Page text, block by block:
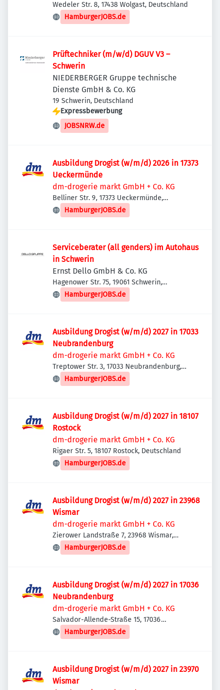
Wedeler Str. 8, 17438 Wolgast, Deutschland
HamburgerJOBS.de
Prüftechniker (m/w/d) DGUV V3 –
Schwerin
NIEDERBERGER Gruppe technische
Dienste GmbH & Co. KG
19 Schwerin, Deutschland
Expressbewerbung
JOBSNRW.de
Ausbildung Drogist (w/m/d) 2026 in 17373
Ueckermünde
dm-drogerie markt GmbH + Co. KG
Belliner Str. 9, 17373 Ueckermünde,
Deutschland
HamburgerJOBS.de
Serviceberater (all genders) im Autohaus
in Schwerin
Ernst Dello GmbH & Co. KG
Hagenower Str. 75, 19061 Schwerin,
Deutschland
HamburgerJOBS.de
Ausbildung Drogist (w/m/d) 2027 in 17033
Neubrandenburg
dm-drogerie markt GmbH + Co. KG
Treptower Str. 3, 17033 Neubrandenburg,
Deutschland
HamburgerJOBS.de
Ausbildung Drogist (w/m/d) 2027 in 18107
Rostock
dm-drogerie markt GmbH + Co. KG
Rigaer Str. 5, 18107 Rostock, Deutschland
HamburgerJOBS.de
Ausbildung Drogist (w/m/d) 2027 in 23968
Wismar
dm-drogerie markt GmbH + Co. KG
Zierower Landstraße 7, 23968 Wismar,
Deutschland
HamburgerJOBS.de
Ausbildung Drogist (w/m/d) 2027 in 17036
Neubrandenburg
dm-drogerie markt GmbH + Co. KG
Salvador-Allende-Straße 15, 17036
Neubrandenburg, Deutschland
HamburgerJOBS.de
Ausbildung Drogist (w/m/d) 2027 in 23970
Wismar